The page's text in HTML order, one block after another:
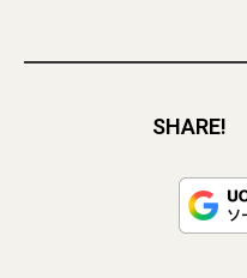
SHARE!